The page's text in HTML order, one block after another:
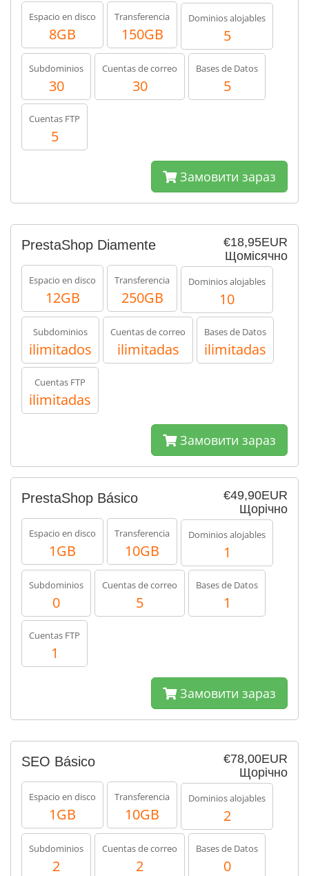
Espacio en disco
8GB
Transferencia
150GB
Dominios alojables
5
Subdominios
30
Cuentas de correo
30
Bases de Datos
5
Cuentas FTP
5
Замовити зараз
€18,95EUR
Щомісячно
PrestaShop Diamente
Espacio en disco
12GB
Transferencia
250GB
Dominios alojables
10
Subdominios
ilimitados
Cuentas de correo
ilimitadas
Bases de Datos
ilimitadas
Cuentas FTP
ilimitadas
Замовити зараз
€49,90EUR
Щорічно
PrestaShop Básico
Espacio en disco
1GB
Transferencia
10GB
Dominios alojables
1
Subdominios
0
Cuentas de correo
5
Bases de Datos
1
Cuentas FTP
1
Замовити зараз
€78,00EUR
Щорічно
SEO Básico
Espacio en disco
1GB
Transferencia
10GB
Dominios alojables
2
Subdominios
2
Cuentas de correo
2
Bases de Datos
0